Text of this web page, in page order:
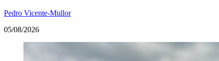
Pedro Vicente-Mullor
05/08/2026